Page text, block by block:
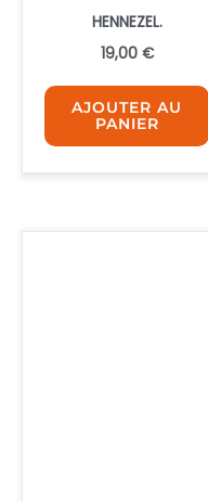
HENNEZEL.
19,00 €
AJOUTER AU
PANIER